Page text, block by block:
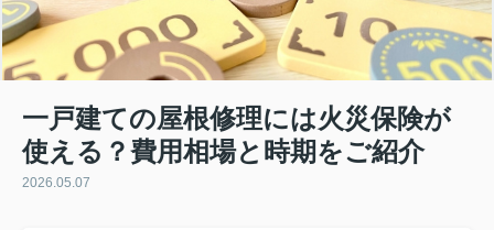
一戸建ての屋根修理には火災保険が
使える？費用相場と時期をご紹介
2026.05.07